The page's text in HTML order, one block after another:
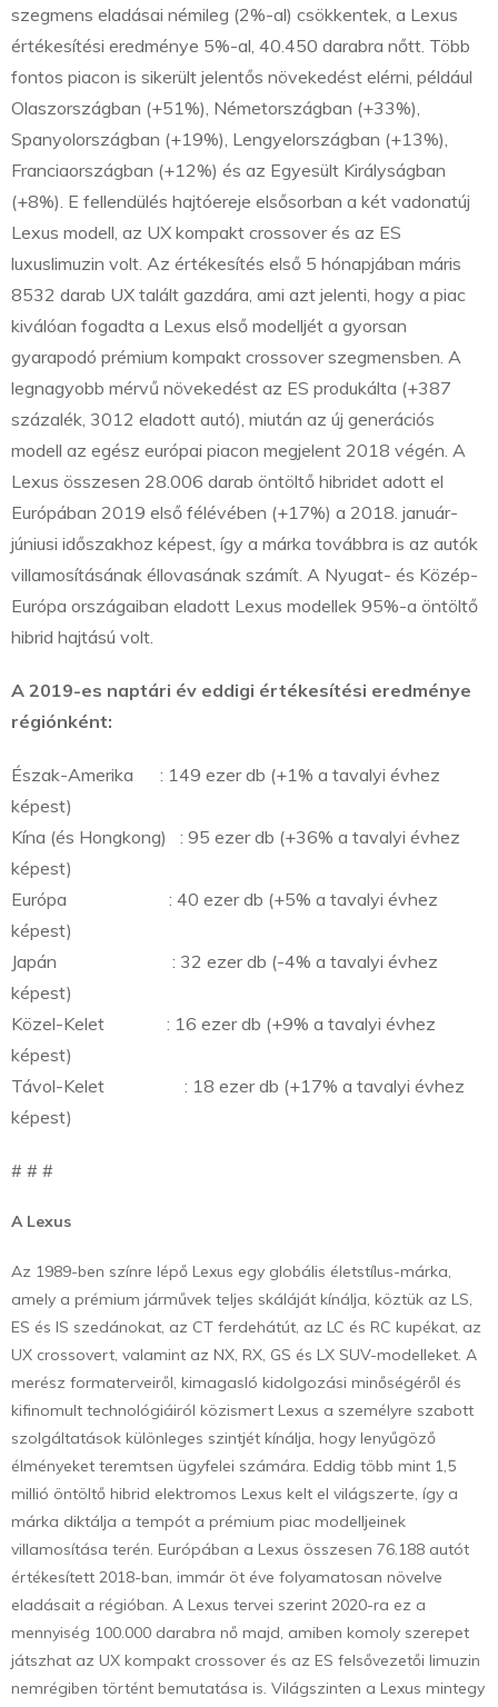
szegmens eladásai némileg (2%-al) csökkentek, a Lexus
értékesítési eredménye 5%-al, 40.450 darabra nőtt. Több
fontos piacon is sikerült jelentős növekedést elérni, például
Olaszországban (+51%), Németországban (+33%),
Spanyolországban (+19%), Lengyelországban (+13%),
Franciaországban (+12%) és az Egyesült Királyságban
(+8%). E fellendülés hajtóereje elsősorban a két vadonatúj
Lexus modell, az UX kompakt crossover és az ES
luxuslimuzin volt. Az értékesítés első 5 hónapjában máris
8532 darab UX talált gazdára, ami azt jelenti, hogy a piac
kiválóan fogadta a Lexus első modelljét a gyorsan
gyarapodó prémium kompakt crossover szegmensben. A
legnagyobb mérvű növekedést az ES produkálta (+387
százalék, 3012 eladott autó), miután az új generációs
modell az egész európai piacon megjelent 2018 végén. A
Lexus összesen 28.006 darab öntöltő hibridet adott el
Európában 2019 első félévében (+17%) a 2018. január-
júniusi időszakhoz képest, így a márka továbbra is az autók
villamosításának éllovasának számít. A Nyugat- és Közép-
Európa országaiban eladott Lexus modellek 95%-a öntöltő
hibrid hajtású volt.
A 2019-es naptári év eddigi értékesítési eredménye
régiónként:
Észak-Amerika : 149 ezer db (+1% a tavalyi évhez
képest)
Kína (és Hongkong) : 95 ezer db (+36% a tavalyi évhez
képest)
Európa : 40 ezer db (+5% a tavalyi évhez
képest)
Japán : 32 ezer db (-4% a tavalyi évhez
képest)
Közel-Kelet : 16 ezer db (+9% a tavalyi évhez
képest)
Távol-Kelet : 18 ezer db (+17% a tavalyi évhez
képest)
# # #
A Lexus
Az 1989-ben színre lépő Lexus egy globális életstílus-márka,
amely a prémium járművek teljes skáláját kínálja, köztük az LS,
ES és IS szedánokat, az CT ferdehátút, az LC és RC kupékat, az
UX crossovert, valamint az NX, RX, GS és LX SUV-modelleket. A
merész formaterveiről, kimagasló kidolgozási minőségéről és
kifinomult technológiáiról közismert Lexus a személyre szabott
szolgáltatások különleges szintjét kínálja, hogy lenyűgöző
élményeket teremtsen ügyfelei számára. Eddig több mint 1,5
millió öntöltő hibrid elektromos Lexus kelt el világszerte, így a
márka diktálja a tempót a prémium piac modelljeinek
villamosítása terén. Európában a Lexus összesen 76.188 autót
értékesített 2018-ban, immár öt éve folyamatosan növelve
eladásait a régióban. A Lexus tervei szerint 2020-ra ez a
mennyiség 100.000 darabra nő majd, amiben komoly szerepet
játszhat az UX kompakt crossover és az ES felsővezetői limuzin
nemrégiben történt bemutatása is. Világszinten a Lexus mintegy